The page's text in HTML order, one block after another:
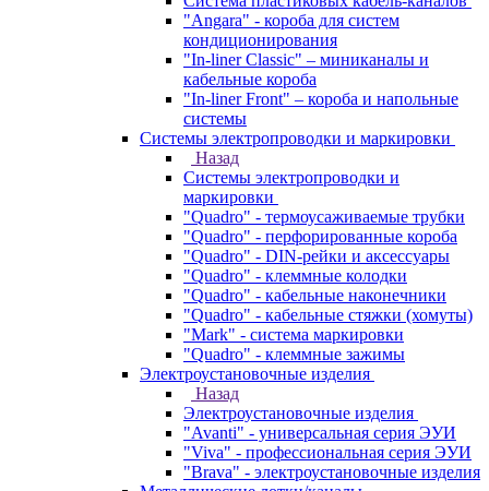
"Angara" - короба для систем
кондиционирования
"In-liner Classic" – миниканалы и
кабельные короба
"In-liner Front" – короба и напольные
системы
Системы электропроводки и маркировки
Назад
Системы электропроводки и
маркировки
"Quadro" - термоусаживаемые трубки
"Quadro" - перфорированные короба
"Quadro" - DIN-рейки и аксессуары
"Quadro" - клеммные колодки
"Quadro" - кабельные наконечники
"Quadro" - кабельные стяжки (хомуты)
"Mark" - система маркировки
"Quadro" - клеммные зажимы
Электроустановочные изделия
Назад
Электроустановочные изделия
"Avanti" - универсальная серия ЭУИ
"Viva" - профессиональная серия ЭУИ
"Brava" - электроустановочные изделия